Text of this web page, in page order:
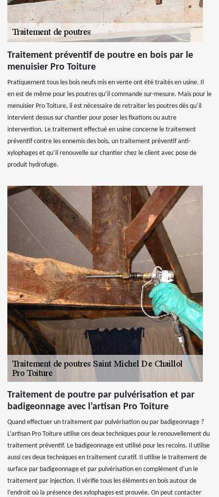
Traitement préventif de poutre en bois par le
menuisier Pro Toiture
Pratiquement tous les bois neufs mis en vente ont été traités en usine. Il
en est de même pour les poutres qu’il commande sur-mesure. Mais pour le
menuisier Pro Toiture, il est nécessaire de retraiter les poutres dès qu’il
intervient dessus sur chantier pour poser les fixations ou autre
intervention. Le traitement effectué en usine concerne le traitement
préventif contre les ennemis des bois, un traitement préventif anti-
xylophages et qu’il renouvelle sur chantier chez le client avec pose de
produit hydrofuge.
Traitement de poutre par pulvérisation et par
badigeonnage avec l’artisan Pro Toiture
Quand effectuer un traitement par pulvérisation ou par badigeonnage ?
L’artisan Pro Toiture utilise ces deux techniques pour le renouvellement du
traitement préventif. Le badigeonnage est utilisé pour les recoins. Il utilise
aussi ces deux techniques en traitement curatif. Il utilise le traitement de
surface par badigeonnage et par pulvérisation en complément d’un le
traitement par injection. Il vérifie tous les éléments en bois autour de
l’endroit où la présence des xylophages est prouvée. On peut contacter